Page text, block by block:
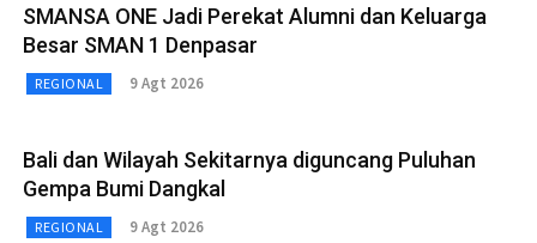
SMANSA ONE Jadi Perekat Alumni dan Keluarga
Besar SMAN 1 Denpasar
REGIONAL 9 Agt 2026
Bali dan Wilayah Sekitarnya diguncang Puluhan
Gempa Bumi Dangkal
REGIONAL 9 Agt 2026